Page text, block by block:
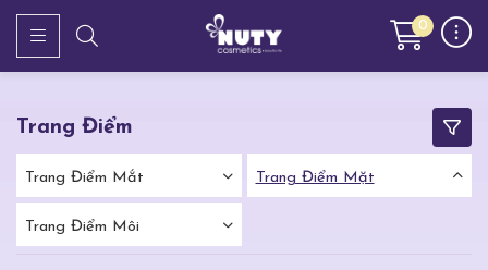
0
Trang Điểm
Trang Điểm Mắt Trang Điểm Mặt
Trang Điểm Môi